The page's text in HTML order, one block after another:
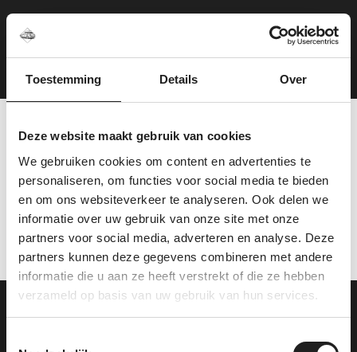
Toestemming Details Over
Deze website maakt gebruik van cookies
We gebruiken cookies om content en advertenties te
personaliseren, om functies voor social media te bieden
en om ons websiteverkeer te analyseren. Ook delen we
informatie over uw gebruik van onze site met onze
partners voor social media, adverteren en analyse. Deze
partners kunnen deze gegevens combineren met andere
informatie die u aan ze heeft verstrekt of die ze hebben
verzameld op basis van uw gebruik van hun services.
Plan je route
Tevreden klanten over
ons